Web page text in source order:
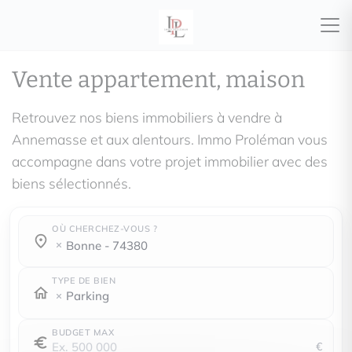
Vente appartement, maison
Retrouvez nos biens immobiliers à vendre à
Annemasse et aux alentours. Immo Proléman vous
accompagne dans votre projet immobilier avec des
biens sélectionnés.
OÙ CHERCHEZ-VOUS ?
Où cherchez-vous ?
bonne - 74380
Où cherchez-vous ?
TYPE DE BIEN
Parking
BUDGET MAX
€